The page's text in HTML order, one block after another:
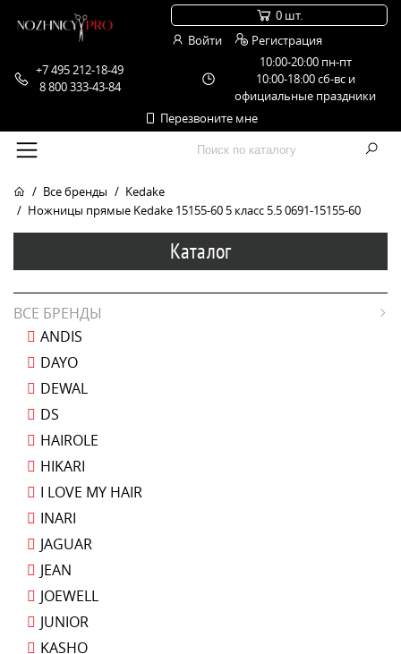
+7 495 212-18-49
8 800 333-43-84
10:00-20:00 пн-пт
10:00-18:00 сб-вс и
официальные праздники
Перезвоните мне
0 шт.
Войти
Регистрация
Все бренды
Kedake
Ножницы прямые Kedake 15155-60 5 класс 5.5 0691-15155-60
Каталог
ВСЕ БРЕНДЫ
ANDIS
DAYO
DEWAL
DS
HAIROLE
HIKARI
I LOVE MY HAIR
INARI
JAGUAR
JEAN
JOEWELL
JUNIOR
KASHO